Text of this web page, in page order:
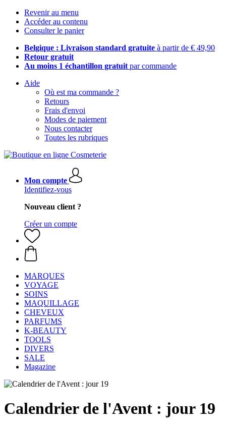
Revenir au menu
Accéder au contenu
Consulter le panier
Belgique : Livraison standard gratuite à partir de € 49,90
Retour gratuit
Au moins 1 échantillon gratuit par commande
Aide
Où est ma commande ?
Retours
Frais d'envoi
Modes de paiement
Nous contacter
Toutes les rubriques
Mon compte
Identifiez-vous
Nouveau client ?
Créer un compte
MARQUES
VOYAGE
SOINS
MAQUILLAGE
CHEVEUX
PARFUMS
K-BEAUTY
TOOLS
DIVERS
SALE
Magazine
Calendrier de l'Avent : jour 19